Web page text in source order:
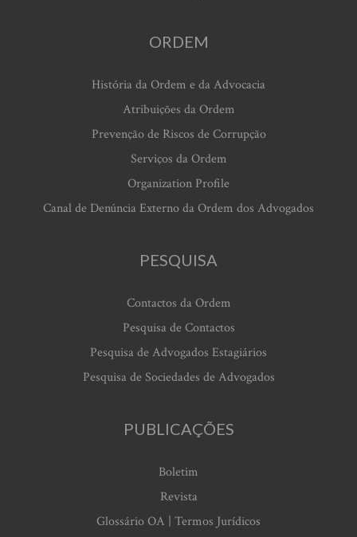
ORDEM
História da Ordem e da Advocacia
Atribuições da Ordem
Prevenção de Riscos de Corrupção
Serviços da Ordem
Organization Profile
Canal de Denúncia Externo da Ordem dos Advogados
PESQUISA
Contactos da Ordem
Pesquisa de Contactos
Pesquisa de Advogados Estagiários
Pesquisa de Sociedades de Advogados
PUBLICAÇÕES
Boletim
Revista
Glossário OA | Termos Jurídicos